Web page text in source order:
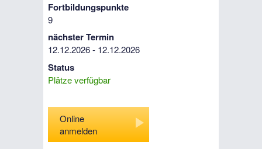
Fortbildungspunkte
9
nächster Termin
12.12.2026 - 12.12.2026
Status
Plätze verfügbar
Online
anmelden